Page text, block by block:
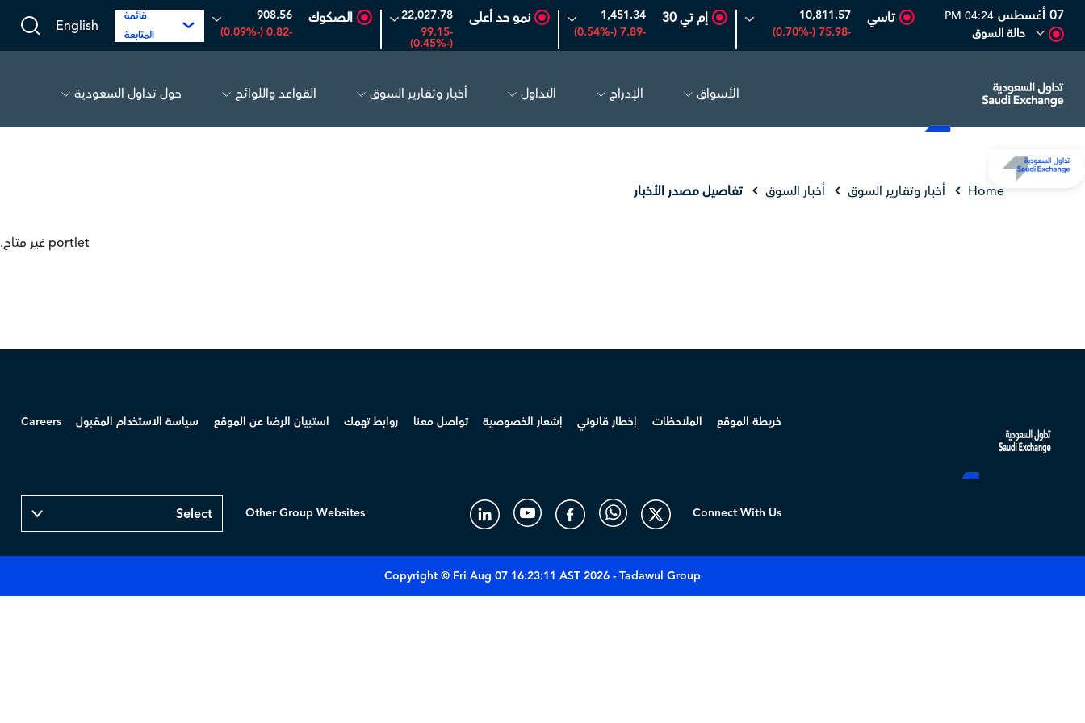
الأصول
07 أغسطس
04:24 PM
حالة السوق
تاسي
10,811.57
-75.98 (-0.70%)
إم تي 30
1,451.34
-7.89 (-0.54%)
نمو حد أعلى
22,027.78
-99.15
(-0.45%)
الصكوك
908.56
-0.82 (-0.09%)
قائمة
المتابعة
English
الأسواق الإدراج التداول أخبار وتقارير السوق القواعد واللوائح حول تداول السعودية
Home أخبار وتقارير السوق أخبار السوق تفاصيل مصدر الأخبار
خريطة الموقع الملاحظات إخطار قانوني إشعار الخصوصية تواصل معنا روابط تهمك استبيان الرضا عن الموقع سياسة الاستخدام المقبول Careers
Connect With Us
Other Group Websites
Copyright © Fri Aug 07 16:23:11 AST 2026 - Tadawul Group